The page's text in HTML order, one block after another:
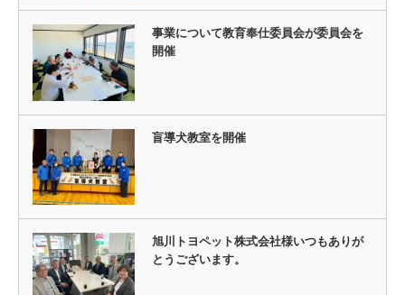
事業について教育奉仕委員会が委員会を
開催
盲導犬教室を開催
旭川トヨペット株式会社様いつもありが
とうございます。